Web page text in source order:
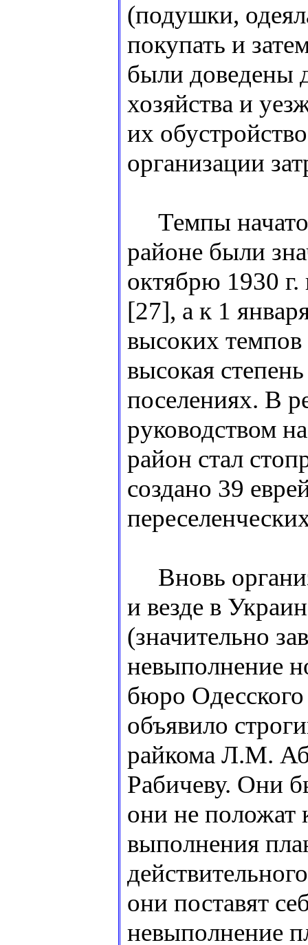
(подушки,
покупать и
были доведены
хозяйства и
их
организации
Темпы
районе были
октябрю 1930 г.
[27], а к 1
высоких темпов
высокая
поселениях. В
руководством
район стал
создано 39
Вновь
и везде в
(значительно
невыполнение
бюро
объявило
райкома Л.М.
Рабичеву. Они
они не положат
выполнения
они поставят
невыполнение